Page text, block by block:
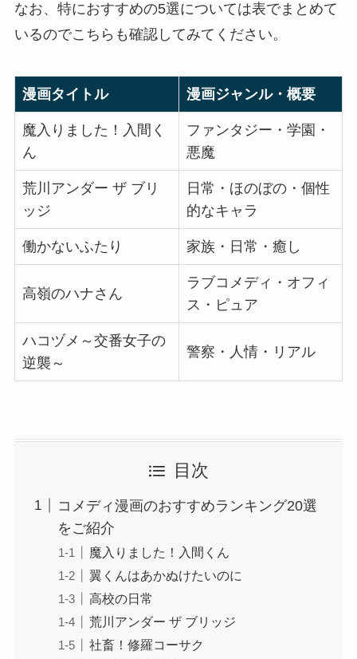
なお、特におすすめの5選については表でまとめて
いるのでこちらも確認してみてください。
漫画タイトル 漫画ジャンル・概要
魔入りました！入間く
ん
ファンタジー・学園・
悪魔
荒川アンダー ザ ブリ
ッジ
日常・ほのぼの・個性
的なキャラ
働かないふたり 家族・日常・癒し
高嶺のハナさん
ラブコメディ・オフィ
ス・ピュア
ハコヅメ～交番女子の
逆襲～
警察・人情・リアル
目次
コメディ漫画のおすすめランキング20選
をご紹介
魔入りました！入間くん
翼くんはあかぬけたいのに
高校の日常
荒川アンダー ザ ブリッジ
社畜！修羅コーサク